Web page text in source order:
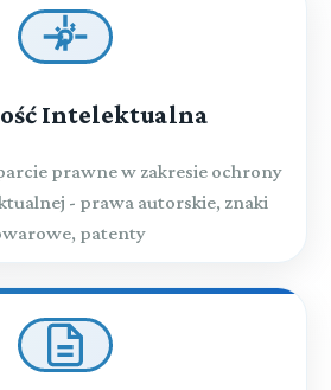
Intelektualna
prawne w zakresie ochrony
- prawa autorskie, znaki
patenty